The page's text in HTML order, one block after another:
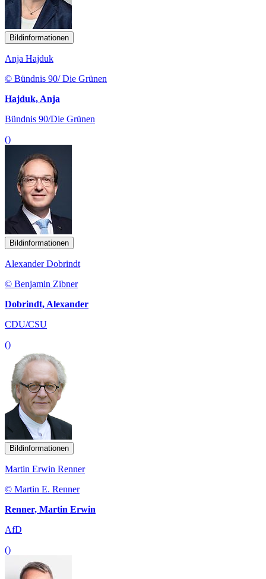
Bildinformationen
Anja Hajduk
© Bündnis 90/ Die Grünen
Hajduk, Anja
Bündnis 90/Die Grünen
()
Bildinformationen
Alexander Dobrindt
© Benjamin Zibner
Dobrindt, Alexander
CDU/CSU
()
Bildinformationen
Martin Erwin Renner
© Martin E. Renner
Renner, Martin Erwin
AfD
()